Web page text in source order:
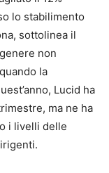
lo stabilimento
sottolinea il
non
la
Lucid ha
ma ne ha
i livelli delle